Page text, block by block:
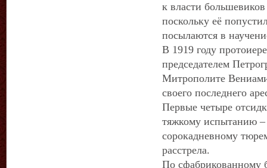
к власти
поскольку её
посылаются в
В 1919 году
председателем
Митрополите
своего последнего
Первые четыре
тяжкому испытанию –
сорокадневному
расстрела.
По сфабрикованному